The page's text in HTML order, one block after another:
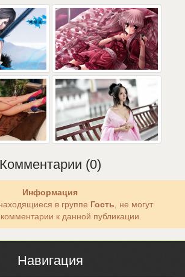
Комментарии (0)
Информация
в группе Гость , не могут
к данной публикации.
Навигация